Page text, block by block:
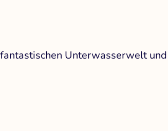
Unterwasserwelt